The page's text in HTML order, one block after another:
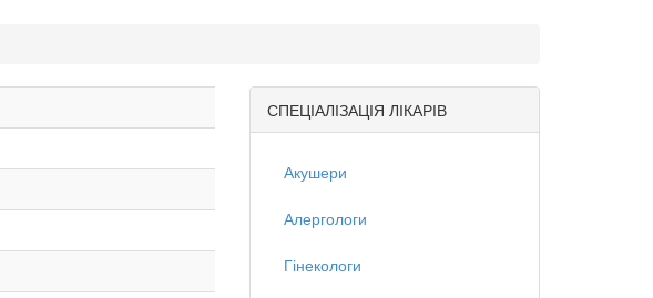
СПЕЦІАЛІЗАЦІЯ ЛІКАРІВ
Акушери
Алергологи
Гінекологи